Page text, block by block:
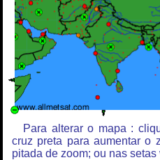
Para alterar o mapa :
cruz preta para aumentar o
pitada de zoom; ou nas